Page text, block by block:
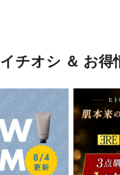
イチオシ ＆ お得